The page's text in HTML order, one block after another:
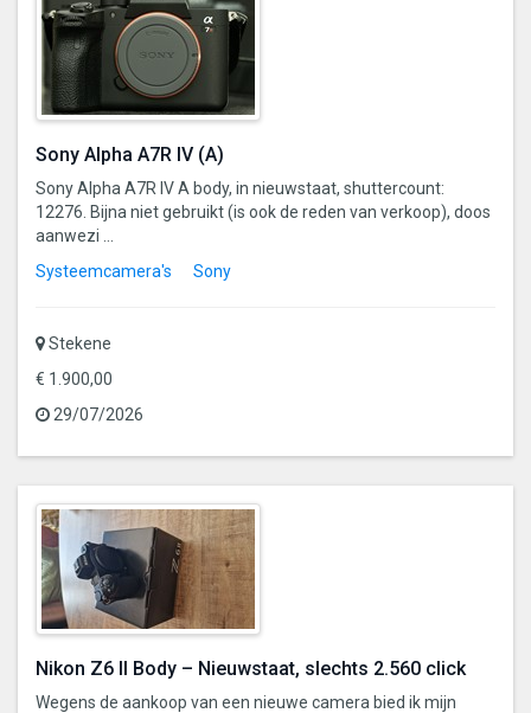
Sony Alpha A7R IV (A)
Sony Alpha A7R IV A body, in nieuwstaat, shuttercount:
12276. Bijna niet gebruikt (is ook de reden van verkoop), doos
aanwezi ...
Systeemcamera's
Sony
Stekene
€ 1.900,00
29/07/2026
Nikon Z6 II Body – Nieuwstaat, slechts 2.560 click
Wegens de aankoop van een nieuwe camera bied ik mijn